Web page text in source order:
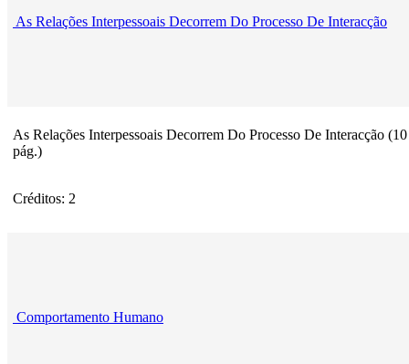
As Relações Interpessoais Decorrem Do Processo De Interacção
As Relações Interpessoais Decorrem Do Processo De Interacção (10
pág.)
Créditos: 2
Comportamento Humano